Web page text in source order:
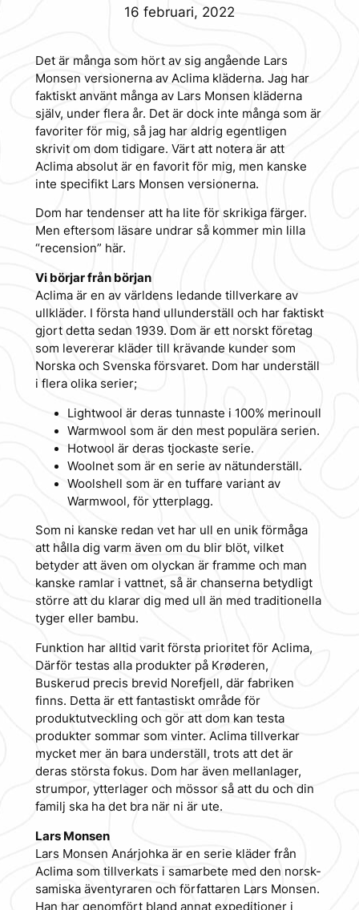
16 februari, 2022
Det är många som hört av sig angående Lars
Monsen versionerna av Aclima kläderna. Jag har
faktiskt använt många av Lars Monsen kläderna
själv, under flera år. Det är dock inte många som är
favoriter för mig, så jag har aldrig egentligen
skrivit om dom tidigare. Värt att notera är att
Aclima absolut är en favorit för mig, men kanske
inte specifikt Lars Monsen versionerna.
Dom har tendenser att ha lite för skrikiga färger.
Men eftersom läsare undrar så kommer min lilla
“recension” här.
Vi börjar från början
Aclima är en av världens ledande tillverkare av
ullkläder. I första hand ullunderställ och har faktiskt
gjort detta sedan 1939. Dom är ett norskt företag
som levererar kläder till krävande kunder som
Norska och Svenska försvaret. Dom har underställ
i flera olika serier;
Lightwool är deras tunnaste i 100% merinoull
Warmwool som är den mest populära serien.
Hotwool är deras tjockaste serie.
Woolnet som är en serie av nätunderställ.
Woolshell som är en tuffare variant av
Warmwool, för ytterplagg.
Som ni kanske redan vet har ull en unik förmåga
att hålla dig varm även om du blir blöt, vilket
betyder att även om olyckan är framme och man
kanske ramlar i vattnet, så är chanserna betydligt
större att du klarar dig med ull än med traditionella
tyger eller bambu.
Funktion har alltid varit första prioritet för Aclima,
Därför testas alla produkter på Krøderen,
Buskerud precis brevid Norefjell, där fabriken
finns. Detta är ett fantastiskt område för
produktutveckling och gör att dom kan testa
produkter sommar som vinter. Aclima tillverkar
mycket mer än bara underställ, trots att det är
deras största fokus. Dom har även mellanlager,
strumpor, ytterlager och mössor så att du och din
familj ska ha det bra när ni är ute.
Lars Monsen
Lars Monsen Anárjohka är en serie kläder från
Aclima som tillverkats i samarbete med den norsk-
samiska äventyraren och författaren Lars Monsen.
Han har genomfört bland annat expeditioner i